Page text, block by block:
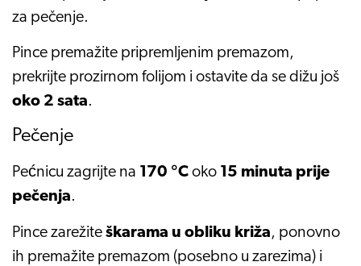
za pečenje.
Pince premažite pripremljenim premazom,
prekrijte prozirnom folijom i ostavite da se dižu još
oko 2 sata.
Pečenje
Pećnicu zagrijte na 170 °C oko 15 minuta prije
pečenja.
Pince zarežite škarama u obliku križa, ponovno
ih premažite premazom (posebno u zarezima) i